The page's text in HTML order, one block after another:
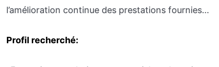
l’amélioration continue des prestations fournies…
Profil recherché: